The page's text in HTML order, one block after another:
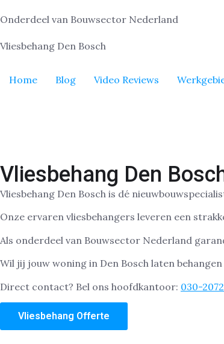
Onderdeel van Bouwsector Nederland
Vliesbehang Den Bosch
Home Blog Video Reviews
Vliesbehang Den
Vliesbehang Den Bosch is dé
Onze ervaren vliesbehangers leveren een
Als onderdeel van Bouwsector Nederland
Wil jij jouw woning in Den Bosch laten
Direct contact? Bel ons hoofdkantoor: 030-
Vliesbehang Offerte